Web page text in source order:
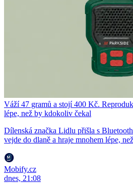
Váží 47 gramů a stojí 400 Kč.
lépe, než by kdokoliv čekal
Dílenská značka Lidlu přišla s
vejde do dlaně a hraje mnohem lépe,
Mobify.cz
dnes, 21:08